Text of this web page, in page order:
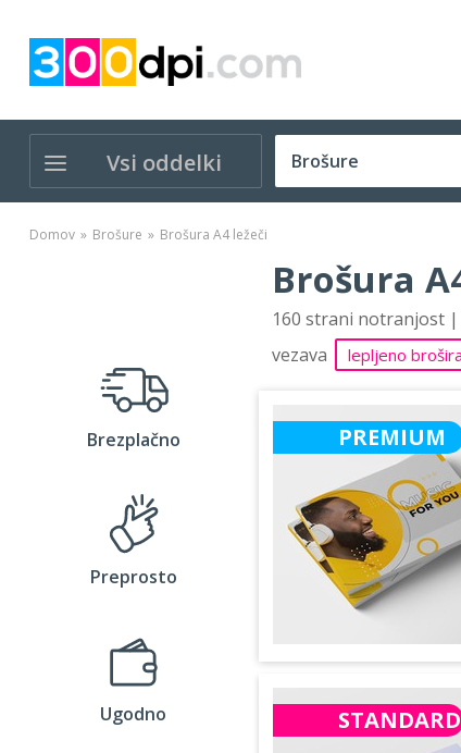
Vsi oddelki
Domov Brošure Brošura A4 ležeči
Brezplačno
Preprosto
Ugodno
Brošura
160 strani notranjost
vezava
lepljeno
PREMIUM
STANDARD